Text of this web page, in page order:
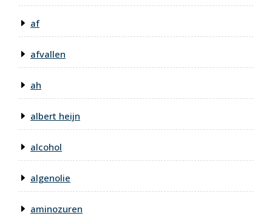
af
afvallen
ah
albert heijn
alcohol
algenolie
aminozuren